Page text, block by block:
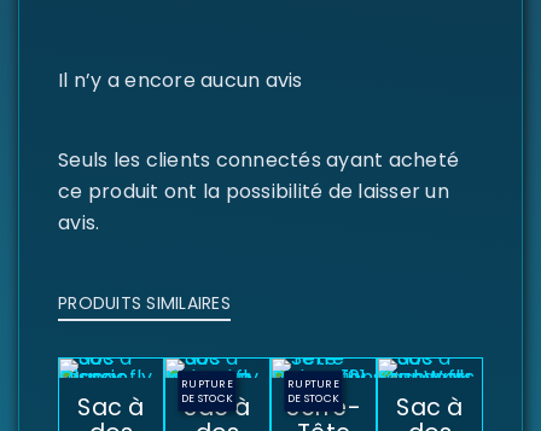
Il n’y a encore aucun avis
Seuls les clients connectés ayant acheté
ce produit ont la possibilité de laisser un
avis.
PRODUITS SIMILAIRES
Sac à
RUPTURE
DE STOCK
Sac à
RUPTURE
DE STOCK
Serre- Sac à